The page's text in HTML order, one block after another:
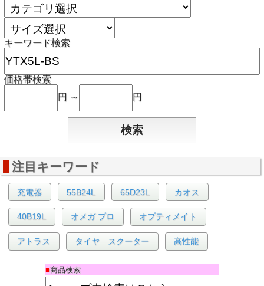
キーワード検索
価格帯検索
円 ～
円
注目キーワード
充電器 55B24L 65D23L カオス
40B19L オメガ プロ オプティメイト
アトラス タイヤ スクーター 高性能
■商品検索